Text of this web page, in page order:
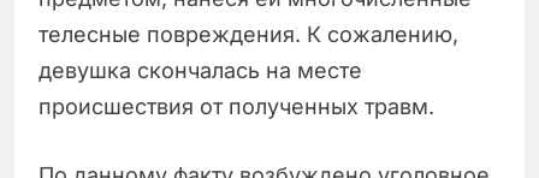
телесные повреждения. К сожалению,
девушка скончалась на месте
происшествия от полученных травм.